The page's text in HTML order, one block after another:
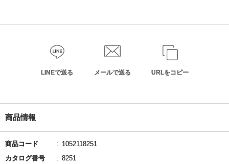
LINEで送る メールで送る URLをコピー
商品情報
商品コード
1052118251
カタログ番号
8251